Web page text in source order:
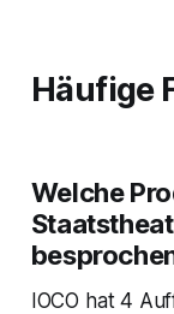
Häufige
Welche
IOCO hat 4